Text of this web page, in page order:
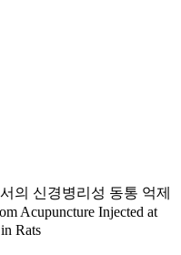
의 신경병리성 동통 억제
Acupuncture Injected at
Rats